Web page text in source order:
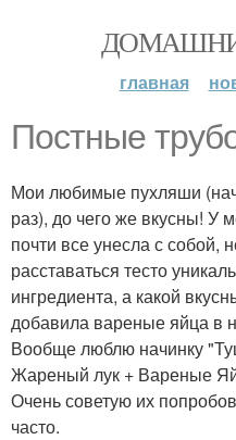
главная
Постные
Мои любимые пухляши
раз), до чего же вкусны! У
почти все унесла с собой,
расставаться тесто
ингредиента, а какой
добавила вареные яйца в
Вообще люблю начинку
Жареный лук + Вареные
Очень советую их
часто.